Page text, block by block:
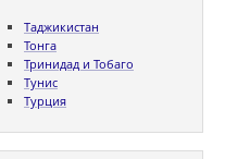
Таджикистан
Тонга
Тринидад и Тобаго
Тунис
Турция